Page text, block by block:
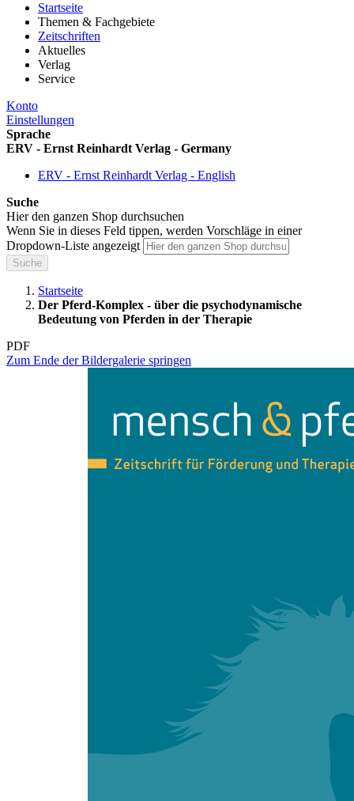
Startseite
Themen & Fachgebiete
Zeitschriften
Aktuelles
Verlag
Service
Konto
Einstellungen
Sprache
ERV - Ernst Reinhardt Verlag - Germany
ERV - Ernst Reinhardt Verlag - English
Suche
Hier den ganzen Shop durchsuchen
Wenn Sie in dieses Feld tippen, werden Vorschläge in einer
Dropdown-Liste angezeigt
Suche
Startseite
Der Pferd-Komplex - über die psychodynamische
Bedeutung von Pferden in der Therapie
PDF
Zum Ende der Bildergalerie springen
Zum Anfang der Bildergalerie springen
Michaela Scheidhacker